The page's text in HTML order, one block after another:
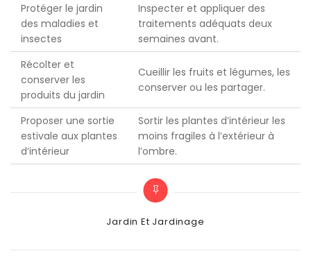
Protéger le jardin
des maladies et
insectes
Inspecter et appliquer des
traitements adéquats deux
semaines avant.
Récolter et
conserver les
produits du jardin
Cueillir les fruits et légumes, les
conserver ou les partager.
Proposer une sortie
estivale aux plantes
d’intérieur
Sortir les plantes d’intérieur les
moins fragiles à l’extérieur à
l’ombre.
Categories
Jardin Et Jardinage